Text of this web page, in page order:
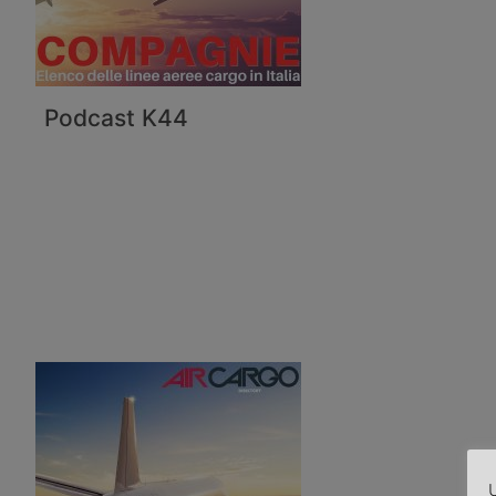
Podcast K44